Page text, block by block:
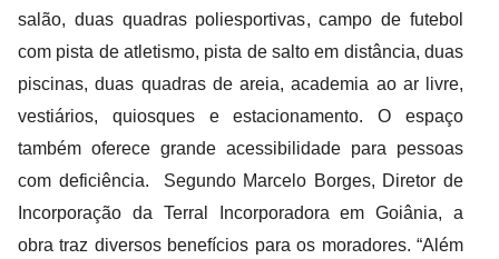
salão, duas quadras poliesportivas, campo de futebol
com pista de atletismo, pista de salto em distância, duas
piscinas, duas quadras de areia, academia ao ar livre,
vestiários, quiosques e estacionamento. O espaço
também oferece grande acessibilidade para pessoas
com deficiência. Segundo Marcelo Borges, Diretor de
Incorporação da Terral Incorporadora em Goiânia, a
obra traz diversos benefícios para os moradores. “Além